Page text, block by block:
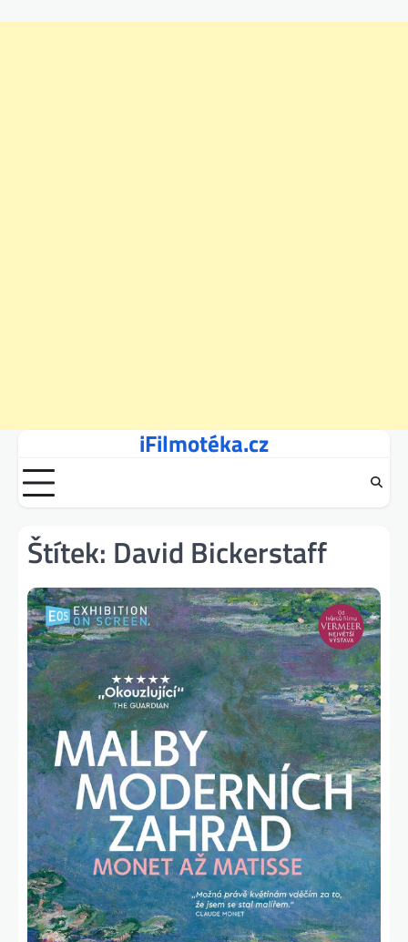
content
iFilmotéka.cz
Štítek: David Bickerstaff